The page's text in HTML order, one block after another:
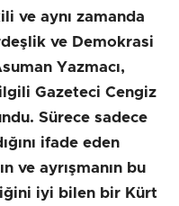
ve aynı zamanda
ve Demokrasi
Yazmacı,
Gazeteci Cengiz
Sürece sadece
ifade eden
ve ayrışmanın bu
iyi bilen bir Kürt